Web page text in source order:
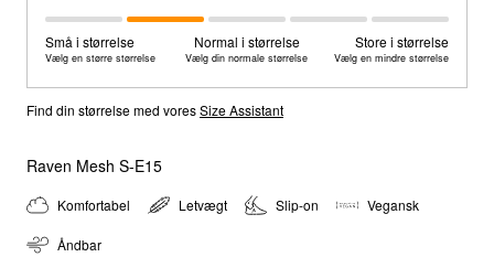
Små i størrelse
Vælg en større størrelse
Normal i størrelse
Vælg din normale størrelse
Store i størrelse
Vælg en mindre størrelse
Find din størrelse med voresSize Assistant
Raven Mesh S-E15
Komfortabel Letvægt Slip-on Vegansk
Åndbar
Select location